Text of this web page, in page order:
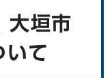
大垣市
いて